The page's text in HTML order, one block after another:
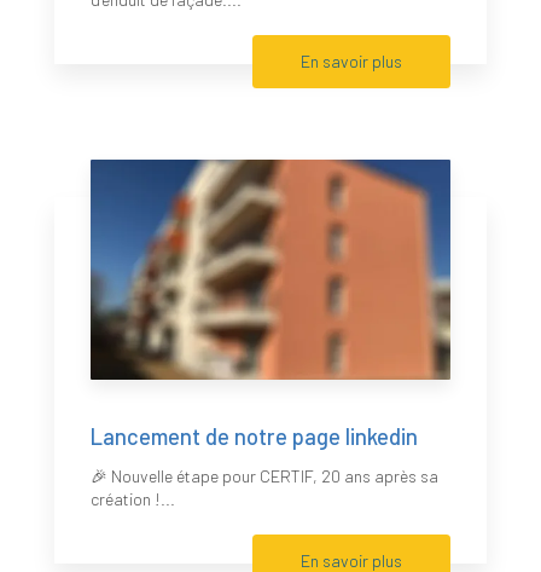
En savoir plus
Lancement de notre page linkedin
🎉 Nouvelle étape pour CERTIF, 20 ans après sa
création !...
En savoir plus